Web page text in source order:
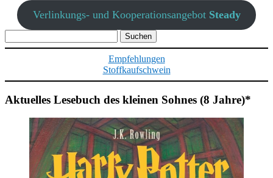
Verlinkungs- und Kooperationsangebot Steady
nach:
Empfehlungen
Stoffkaufschwein
Aktuelles Lesebuch des kleinen Sohnes (8 Jahre)*